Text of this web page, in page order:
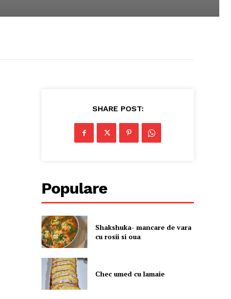
SHARE POST:
Populare
Shakshuka- mancare de vara
cu rosii si oua
Chec umed cu lamaie